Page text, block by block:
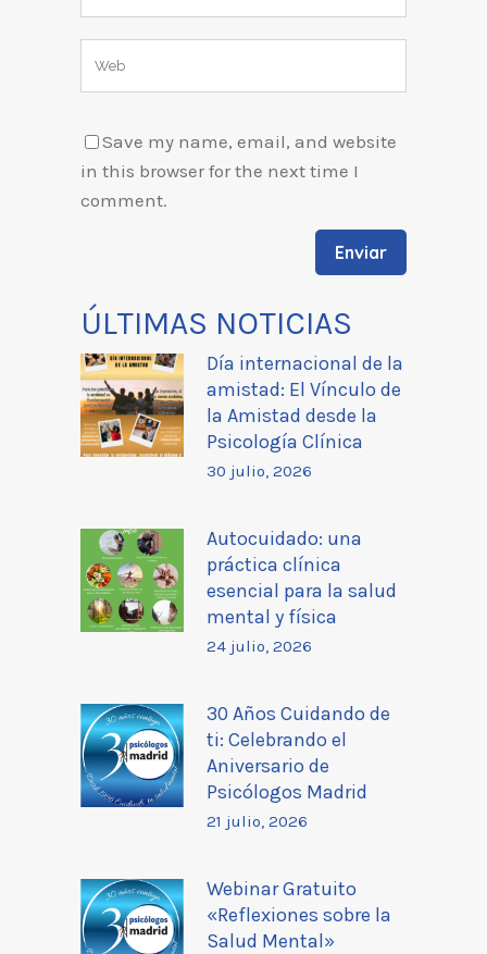
Save my name, email, and website
in this browser for the next time I
comment.
ÚLTIMAS NOTICIAS
Día internacional de la
amistad: El Vínculo de
la Amistad desde la
Psicología Clínica
30 julio, 2026
Autocuidado: una
práctica clínica
esencial para la salud
mental y física
24 julio, 2026
30 Años Cuidando de
ti: Celebrando el
Aniversario de
Psicólogos Madrid
21 julio, 2026
Webinar Gratuito
«Reflexiones sobre la
Salud Mental»